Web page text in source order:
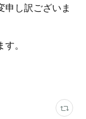
申し訳ございま
。